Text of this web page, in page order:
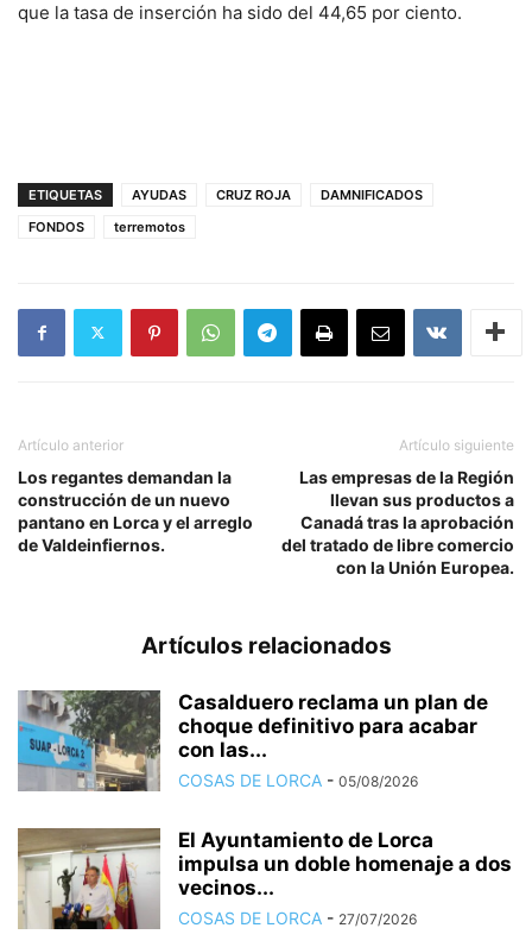
que la tasa de inserción ha sido del 44,65 por ciento.
ETIQUETAS AYUDAS CRUZ ROJA
DAMNIFICADOS
FONDOS
terremotos
Artículo anterior
Los regantes demandan la
construcción de un nuevo
pantano en Lorca y el arreglo
de Valdeinfiernos.
Artículo siguiente
Las empresas de la Región
llevan sus productos a
Canadá tras la aprobación
del tratado de libre comercio
con la Unión Europea.
Artículos relacionados
Casalduero reclama un plan de
choque definitivo para acabar
con las...
COSAS DE LORCA - 05/08/2026
El Ayuntamiento de Lorca
impulsa un doble homenaje a dos
vecinos...
COSAS DE LORCA - 27/07/2026